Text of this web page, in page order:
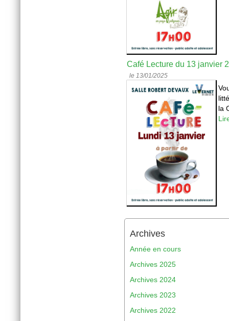
Café Lecture du 13 janvier
le 13/01/2025
la
Archives
Année en cours
Archives 2025
Archives 2024
Archives 2023
Archives 2022